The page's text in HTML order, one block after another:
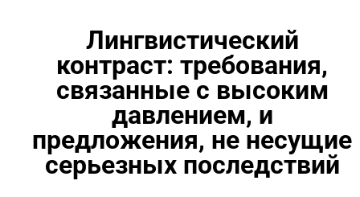
Лингвистический
контраст: требования,
связанные с высоким
давлением, и
предложения, не несущие
серьезных последствий